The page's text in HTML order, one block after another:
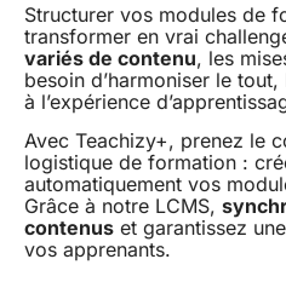
Structurer vos modules de
transformer en vrai
variés de contenu, les
besoin d’harmoniser le
à l’expérience
Avec Teachizy+, prenez le
logistique de formation :
automatiquement vos
Grâce à notre LCMS,
contenus et garantissez
vos apprenants.